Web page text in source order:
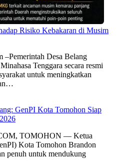
Risiko Kebakaran di Musim
Desa Belang
Tenggara secara resmi
untuk meningkatkan
​GenPI Kota Tomohon Siap
TOMOHON — Ketua
Kota Tomohon Brandon
penuh untuk mendukung